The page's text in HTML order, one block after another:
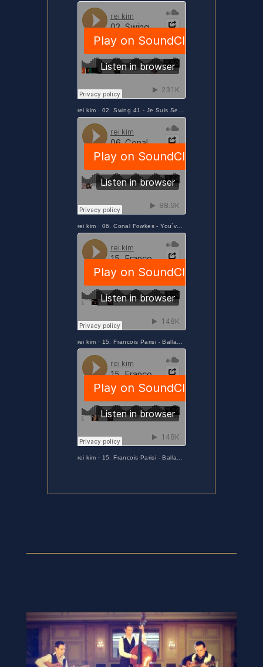
rei kim · 02. Swing 41 - Je Suis Seul ce Soir
rei kim · 06. Conal Fowkes - You`ve Got That Thing
rei kim · 15. Francois Parisi - Ballad du Paris
rei kim · 15. Francois Parisi - Ballad du Paris